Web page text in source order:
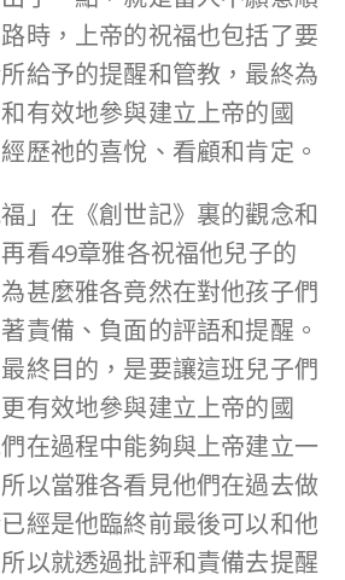
時，上帝的祝福也包括了要
給予的提醒和管教，最終為
有效地參與建立上帝的國
歷祂的喜悅、看顧和肯定。
」在《創世記》裏的觀念和
看49章雅各祝福他兒子的
甚麼雅各竟然在對他孩子們
責備、負面的評語和提醒。
終目的，是要讓這班兒子們
有效地參與建立上帝的國
在過程中能夠與上帝建立一
以當雅各看見他們在過去做
經是他臨終前最後可以和他
以就透過批評和責備去提醒